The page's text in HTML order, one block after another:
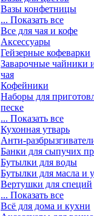
Вазы конфетницы
... Показать все
Все для чая и кофе
Аксессуары
Гейзерные кофеварки
Заварочные чайники
чая
Кофейники
Наборы для
песке
... Показать все
Кухонная утварь
Анти-
Банки для сыпучих
Бутылки для воды
Бутылки для масла и
Вертушки для специй
... Показать все
Всё для дома и кухни